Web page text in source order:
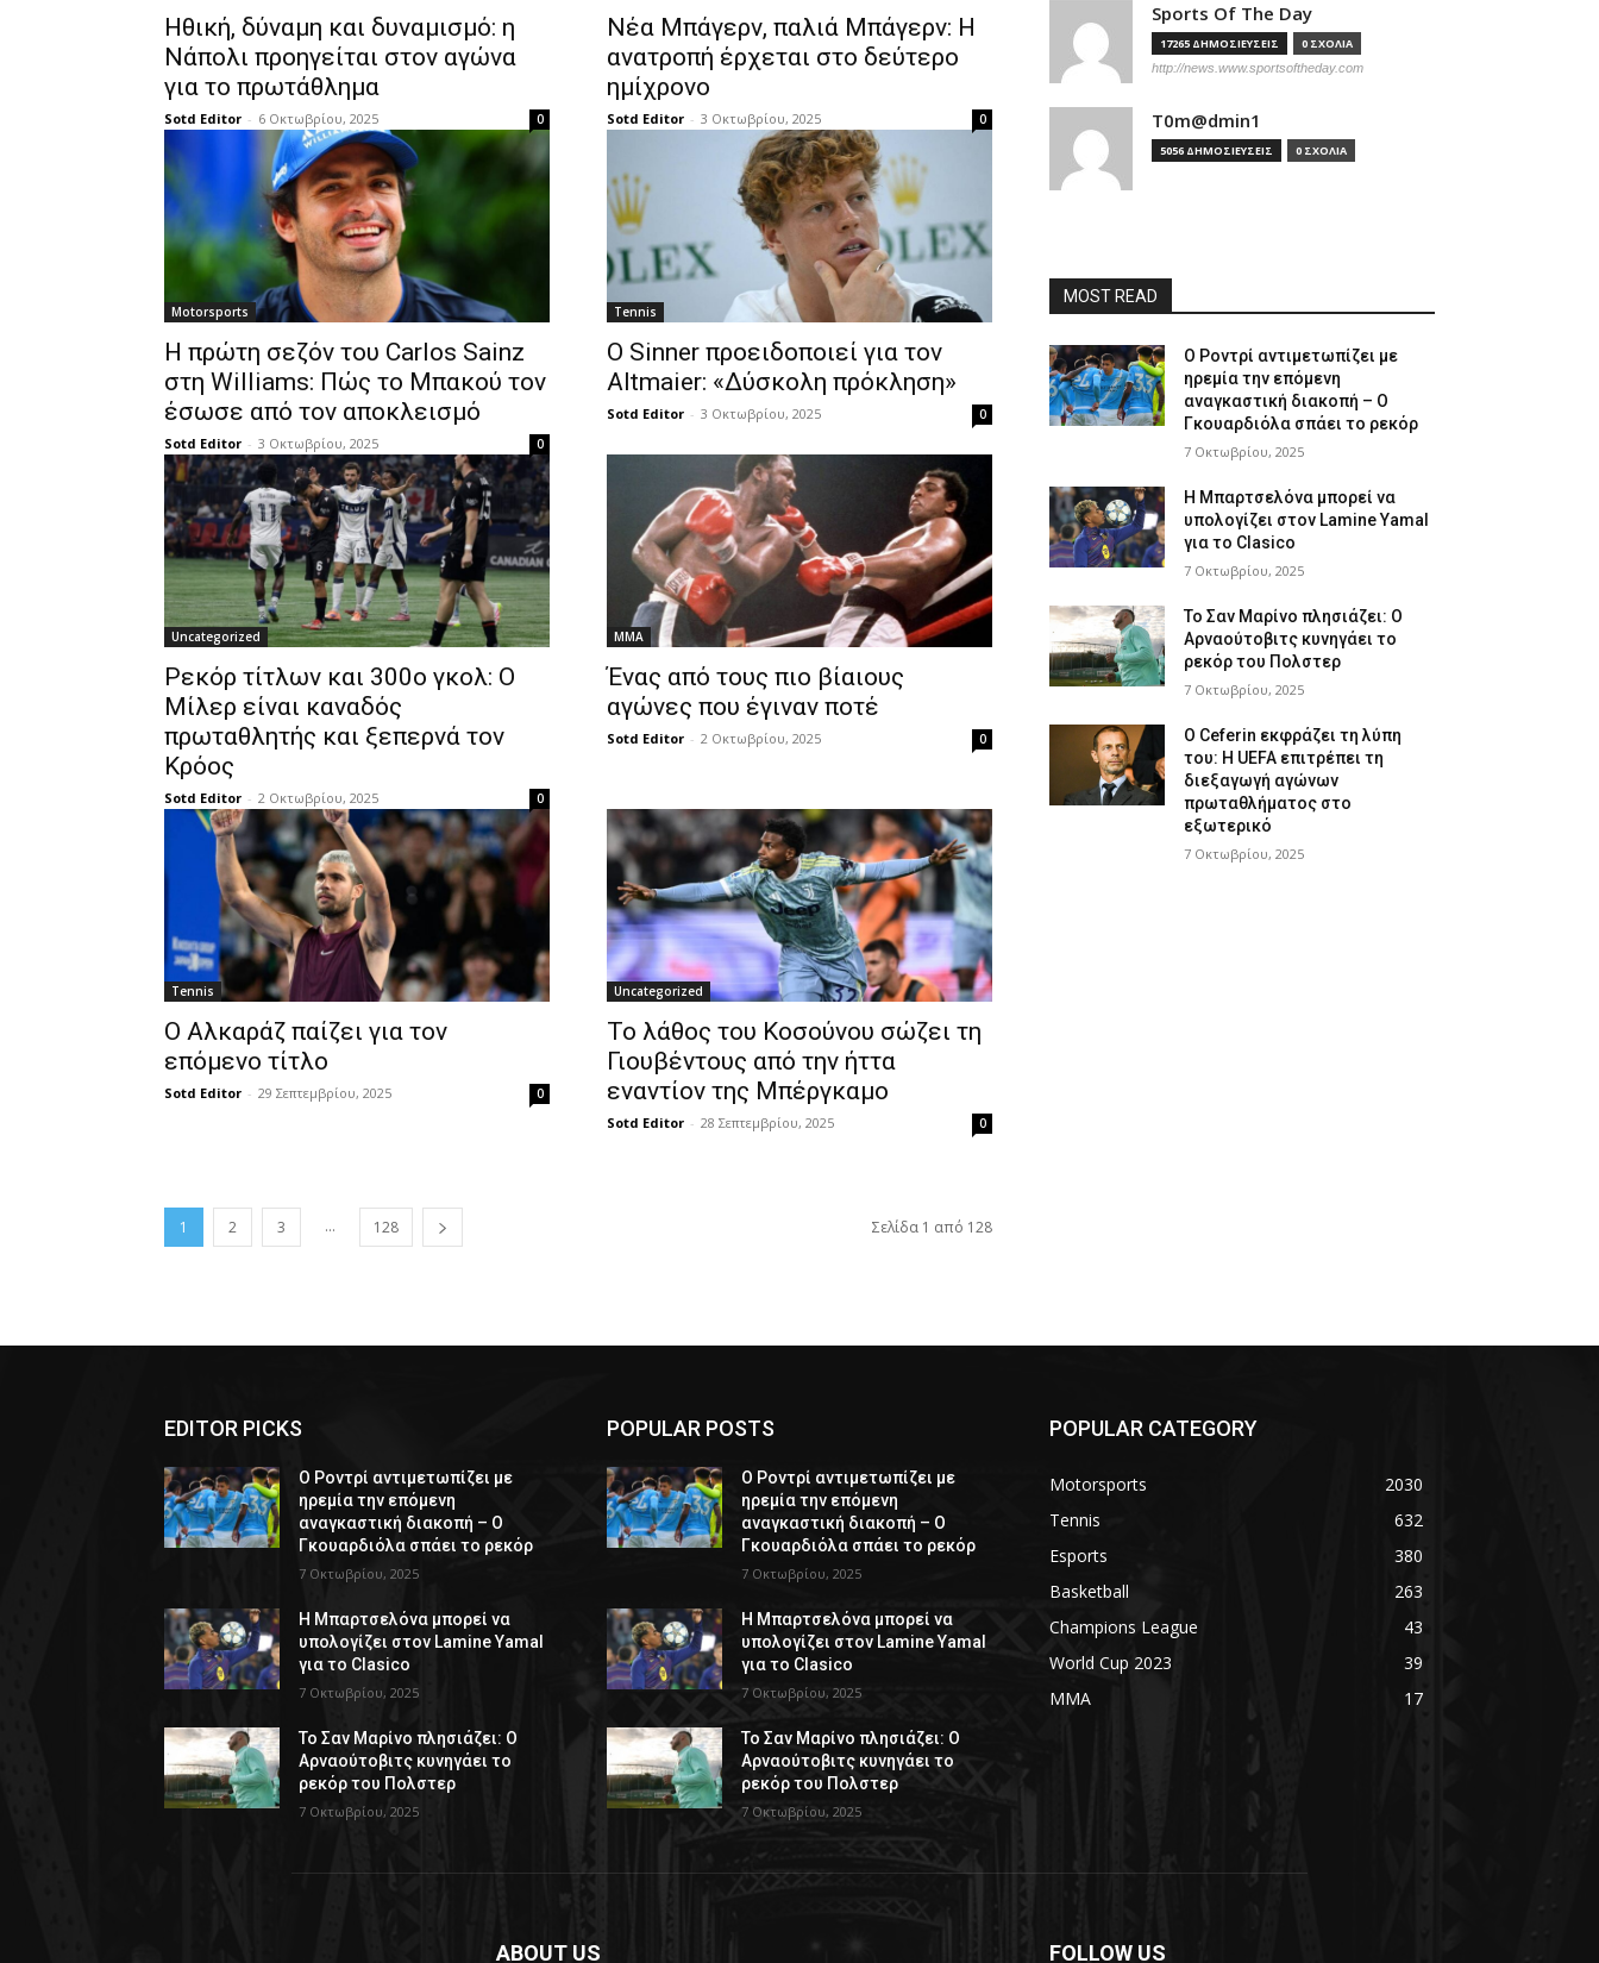
Ηθική, δύναμη και δυναμισμό: η
Νάπολι προηγείται στον αγώνα
για το πρωτάθλημα
Sotd Editor - 6 Οκτωβρίου, 2025 0
Νέα Μπάγερν, παλιά Μπάγερν: Η
ανατροπή έρχεται στο δεύτερο
ημίχρονο
Sotd Editor - 3 Οκτωβρίου, 2025 0
Motorsports
Η πρώτη σεζόν του Carlos Sainz
στη Williams: Πώς το Μπακού τον
έσωσε από τον αποκλεισμό
Sotd Editor - 3 Οκτωβρίου, 2025 0
Tennis
Ο Sinner προειδοποιεί για τον
Altmaier: «Δύσκολη πρόκληση»
Sotd Editor - 3 Οκτωβρίου, 2025 0
Uncategorized
Ρεκόρ τίτλων και 300ο γκολ: Ο
Μίλερ είναι καναδός
πρωταθλητής και ξεπερνά τον
Κρόος
Sotd Editor - 2 Οκτωβρίου, 2025 0
MMA
Ένας από τους πιο βίαιους
αγώνες που έγιναν ποτέ
Sotd Editor - 2 Οκτωβρίου, 2025 0
Tennis
Ο Αλκαράζ παίζει για τον
επόμενο τίτλο
Sotd Editor - 29 Σεπτεμβρίου, 2025 0
Uncategorized
Το λάθος του Κοσούνου σώζει τη
Γιουβέντους από την ήττα
εναντίον της Μπέργκαμο
Sotd Editor - 28 Σεπτεμβρίου, 2025 0
1 2 3 ... 128 Σελίδα 1 από 128
Sports Of The Day
17265 ΔΗΜΟΣΙΕΥΣΕΙΣ 0 ΣΧΟΛΙΑ
http://news.www.sportsoftheday.com
T0m@dmin1
5056 ΔΗΜΟΣΙΕΥΣΕΙΣ 0 ΣΧΟΛΙΑ
MOST READ
Ο Ροντρί αντιμετωπίζει με
ηρεμία την επόμενη
αναγκαστική διακοπή – Ο
Γκουαρδιόλα σπάει το ρεκόρ
7 Οκτωβρίου, 2025
Η Μπαρτσελόνα μπορεί να
υπολογίζει στον Lamine Yamal
για το Clasico
7 Οκτωβρίου, 2025
Το Σαν Μαρίνο πλησιάζει: Ο
Αρναούτοβιτς κυνηγάει το
ρεκόρ του Πολστερ
7 Οκτωβρίου, 2025
Ο Ceferin εκφράζει τη λύπη
του: Η UEFA επιτρέπει τη
διεξαγωγή αγώνων
πρωταθλήματος στο
εξωτερικό
7 Οκτωβρίου, 2025
EDITOR PICKS
Ο Ροντρί αντιμετωπίζει με
ηρεμία την επόμενη
αναγκαστική διακοπή – Ο
Γκουαρδιόλα σπάει το ρεκόρ
7 Οκτωβρίου, 2025
Η Μπαρτσελόνα μπορεί να
υπολογίζει στον Lamine Yamal
για το Clasico
7 Οκτωβρίου, 2025
Το Σαν Μαρίνο πλησιάζει: Ο
Αρναούτοβιτς κυνηγάει το
ρεκόρ του Πολστερ
7 Οκτωβρίου, 2025
POPULAR POSTS
Ο Ροντρί αντιμετωπίζει με
ηρεμία την επόμενη
αναγκαστική διακοπή – Ο
Γκουαρδιόλα σπάει το ρεκόρ
7 Οκτωβρίου, 2025
Η Μπαρτσελόνα μπορεί να
υπολογίζει στον Lamine Yamal
για το Clasico
7 Οκτωβρίου, 2025
Το Σαν Μαρίνο πλησιάζει: Ο
Αρναούτοβιτς κυνηγάει το
ρεκόρ του Πολστερ
7 Οκτωβρίου, 2025
POPULAR CATEGORY
Motorsports
2030
Tennis
632
Esports
380
Basketball
263
Champions League
43
World Cup 2023
39
MMA
17
ABOUT US FOLLOW US